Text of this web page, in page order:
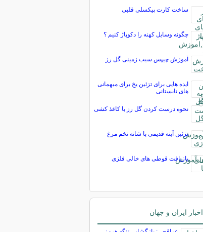
ساخت کارت پیکسلی قلبی
چگونه وسایل کهنه را دکوپاژ کنیم ؟
آموزش چیپس سیب زمینی گل رز
ایده هایی برای تزئین یخ برای میهمانی
های تابستانی
نحوه درست کردن گل رز با کاغذ کشی
تزئین آینه قدیمی با شانه تخم مرغ
بازیافت قوطی های خالی فلزی
اخبار ایران و جهان